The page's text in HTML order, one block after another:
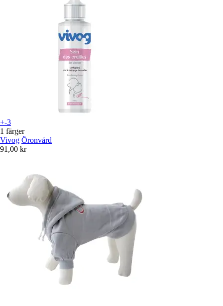
+-3
1 färger
Vivog Öronvård
91,00 kr